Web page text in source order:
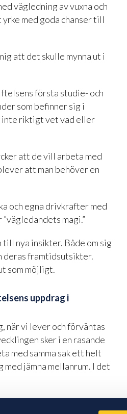
vägledning av vuxna och
med goda chanser till
att det skulle mynna ut i
första studie- och
som befinner sig i
inte riktigt vet vad eller
att de vill arbeta med
att man behöver en
och egna drivkrafter med
magi.”
nya insikter. Både om sig
deras framtidsutsikter.
som möjligt.
uppdrag i
när vi lever och förväntas
sker i en rasande
med samma sak ett helt
jämna mellanrum. I det